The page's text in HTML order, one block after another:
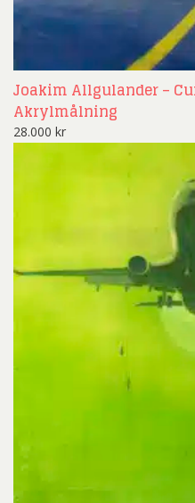
Joakim Allgulander –
Akrylmålning
28.000 kr